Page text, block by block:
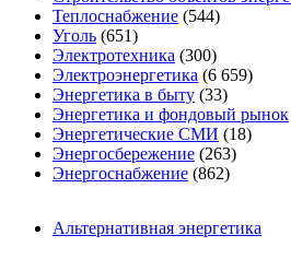
Теплоснабжение (544)
Уголь (651)
Электротехника (300)
Электроэнергетика (6 659)
Энергетика в быту (33)
Энергетика и фондовый рынок
Энергетические СМИ (18)
Энергосбережение (263)
Энергоснабжение (862)
Альтернативная энергетика